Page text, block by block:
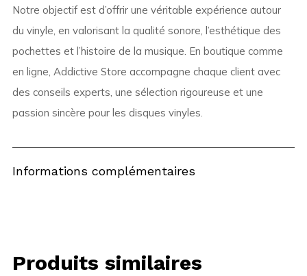
Notre objectif est d’offrir une véritable expérience autour
du vinyle, en valorisant la qualité sonore, l’esthétique des
pochettes et l’histoire de la musique. En boutique comme
en ligne, Addictive Store accompagne chaque client avec
des conseils experts, une sélection rigoureuse et une
passion sincère pour les disques vinyles.
Informations complémentaires
Produits similaires